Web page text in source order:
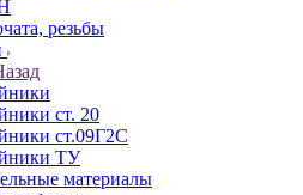
резьбы
ст. 20
ст.09Г2С
ТУ
материалы